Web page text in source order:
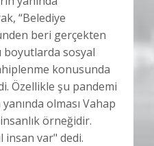
“Belediye
beri gerçekten
boyutlarda sosyal
konusunda
Özellikle şu pandemi
olması Vahap
örneğidir.
insan var" dedi.